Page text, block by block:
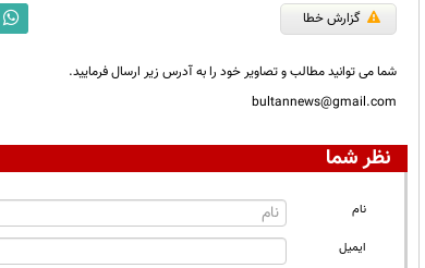
گزارش خطا
شما می توانید مطالب و تصاویر خود را به آدرس زیر ارسال فرمایید.
bultannews@gmail.com
نظر شما
نام
ایمیل